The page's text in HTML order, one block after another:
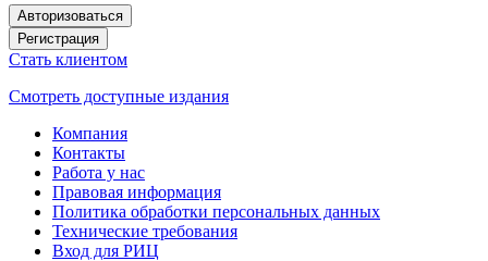
Авторизоваться
Регистрация
Стать клиентом
Смотреть доступные издания
Компания
Контакты
Работа у нас
Правовая информация
Политика обработки персональных данных
Технические требования
Вход для РИЦ